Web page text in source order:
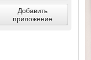
Добавить
приложение